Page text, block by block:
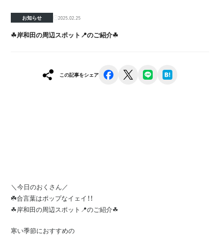
お知らせ 2025.02.25
☘︎岸和田の周辺スポット📍のご紹介☘︎
この記事をシェア facebook line
＼今日のおくさん／
☘️合言葉はポップなイェイ！！
☘︎岸和田の周辺スポット📍のご紹介☘︎
寒い季節におすすめの